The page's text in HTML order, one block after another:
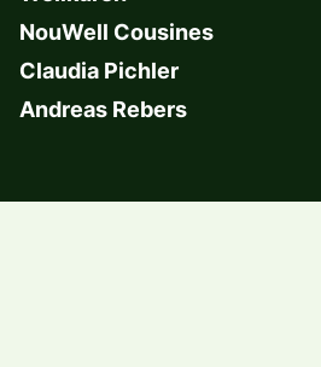
NouWell Cousines
Claudia Pichler
Andreas Rebers